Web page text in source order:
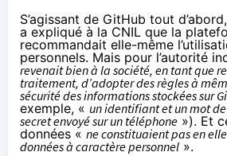
S’agissant de GitHub tout
a expliqué à la CNIL que la
recommandait elle-même
personnels. Mais pour l’autorité
revenait bien à la société, en tant que
traitement, d’adopter des règles à
sécurité des informations stockées sur
exemple, « un identifiant et un mot
secret envoyé sur un téléphone »). Et
données « ne constituaient pas en
données à caractère personnel ».